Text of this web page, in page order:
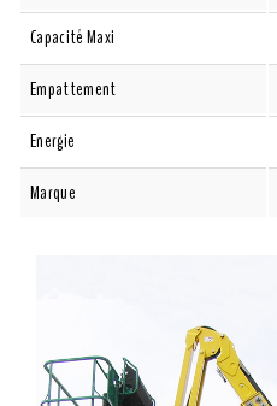
Capacité Maxi
Empattement
Energie
Marque